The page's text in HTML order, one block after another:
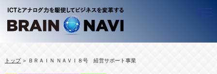
ALL
アジア
トップ ＢＲＡＩＮ ＮＡＶＩ８号 経営サポート事業